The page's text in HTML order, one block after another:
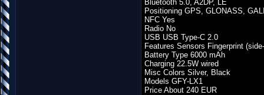
Bluetooth 5.0, A2DP, LE
Positioning GPS, GLONASS,
NFC Yes
Radio No
USB USB Type-C 2.0
Features Sensors Fingerprint
Battery Type 6000 mAh
Charging 22.5W wired
Misc Colors Silver, Black
Models GFY-LX1
Price About 240 EUR